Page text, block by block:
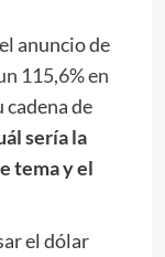
anuncio de
115,6% en
cadena de
sería la
tema y el
el dólar